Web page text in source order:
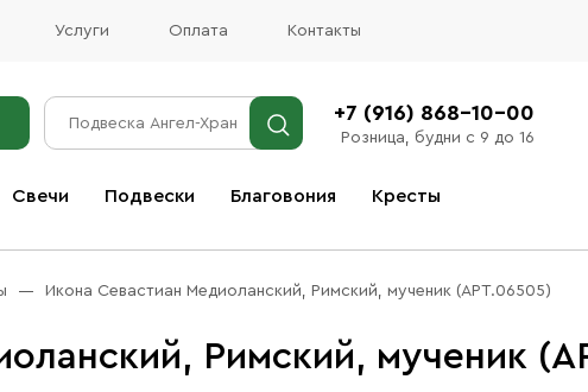
Услуги Оплата Контакты
+7 (916) 868-10-00
Розница, будни с 9 до 16
Свечи Подвески Благовония Кресты
Икона Севастиан Медиоланский, Римский, мученик (АРТ.06505)
Римский, мученик